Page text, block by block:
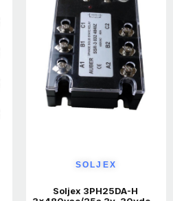
SOLJEX
Soljex 3PH25DA-H